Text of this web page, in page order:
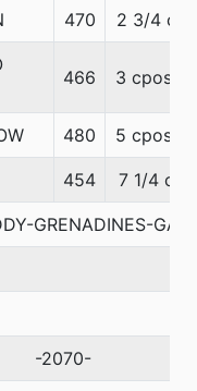
470 2 3/4 c
466 3 cpos.
480 5 cpos.
454 7 1/4 c
GRENADINES-
-2070-